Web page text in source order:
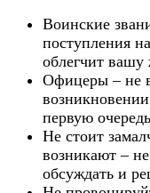
Воинские
поступления
облегчит вашу
Офицеры – не
первую
Не стоит
возникают –
обсуждать и